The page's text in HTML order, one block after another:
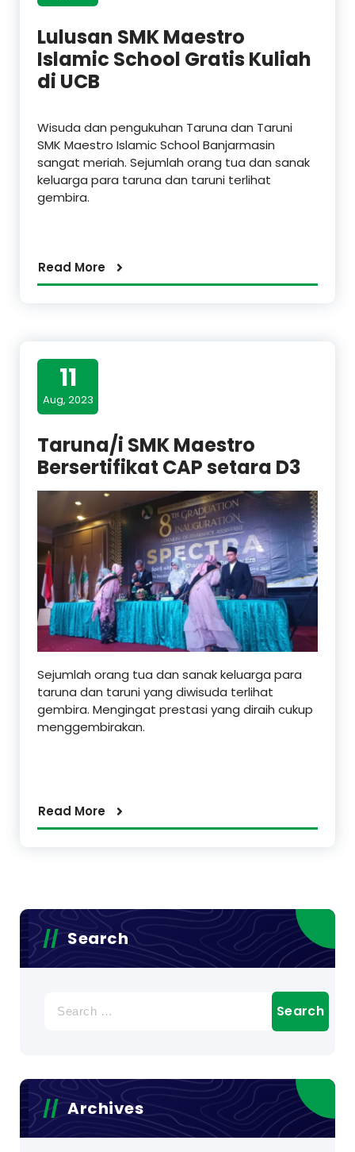
Lulusan SMK Maestro
Islamic School Gratis Kuliah
di UCB
Wisuda dan pengukuhan Taruna dan Taruni
SMK Maestro Islamic School Banjarmasin
sangat meriah. Sejumlah orang tua dan sanak
keluarga para taruna dan taruni terlihat
gembira.
Read More
11
Aug, 2023
Taruna/i SMK Maestro
Bersertifikat CAP setara D3
Sejumlah orang tua dan sanak keluarga para
taruna dan taruni yang diwisuda terlihat
gembira. Mengingat prestasi yang diraih cukup
menggembirakan.
Read More
Search
for:
Archives